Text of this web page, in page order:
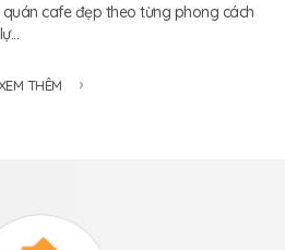
cafe đẹp theo từng phong cách
THÊM